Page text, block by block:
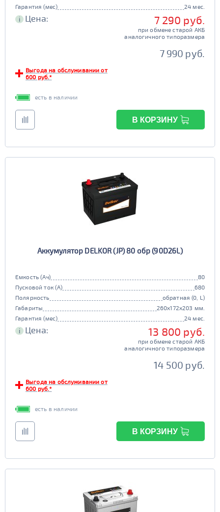
Гарантия (мес)
24 мес.
i Цена: 7 290 руб.
при обмене старой АКБ
аналогичного типоразмера
7 990 руб.
Выгода на обслуживании от
600 руб.*
есть в наличии
В КОРЗИНУ
Аккумулятор DELKOR (JP) 80 обр (90D26L)
Емкость (Ач)
80
Пусковой ток (А)
680
Полярность
обратная (0, L)
Габариты
260x172x203 мм.
Гарантия (мес)
24 мес.
i Цена: 13 800 руб.
при обмене старой АКБ
аналогичного типоразмера
14 500 руб.
Выгода на обслуживании от
600 руб.*
есть в наличии
В КОРЗИНУ